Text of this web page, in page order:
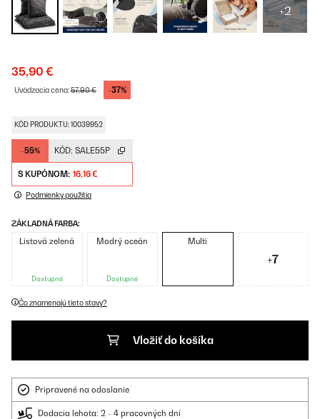
+2
35,90 €
Uvádzacia cena:57,90 € -37%
KÓD PRODUKTU: 10039952
-55% KÓD: SALE55P
S KUPÓNOM: 16,16 €
Podmienky použitia
ZÁKLADNÁ FARBA:
Listová zelená
Dostupné
Modrý oceán
Dostupné
Multi
+7
Čo znamenajú tieto stavy?
Vložiť do košíka
Pripravené na odoslanie
Dodacia lehota: 2 - 4 pracovných dní